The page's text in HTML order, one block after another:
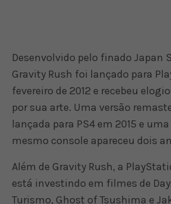
Desenvolvido pelo finado Japan
Gravity Rush foi lançado para
fevereiro de 2012 e recebeu
por sua arte. Uma versão
lançada para PS4 em 2015 e
mesmo console apareceu dois
Além de Gravity Rush, a
está investindo em filmes de
Turismo, Ghost of Tsushima e